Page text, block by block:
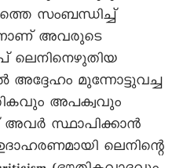
സംബന്ധിച്ച്
അവരുടെ
ലെനിനെഴുതിയ
അദ്ദേഹം മുന്നോട്ടുവച്ച
അപക്വവും
സ്ഥാപിക്കാൻ
ലെനിന്റെ